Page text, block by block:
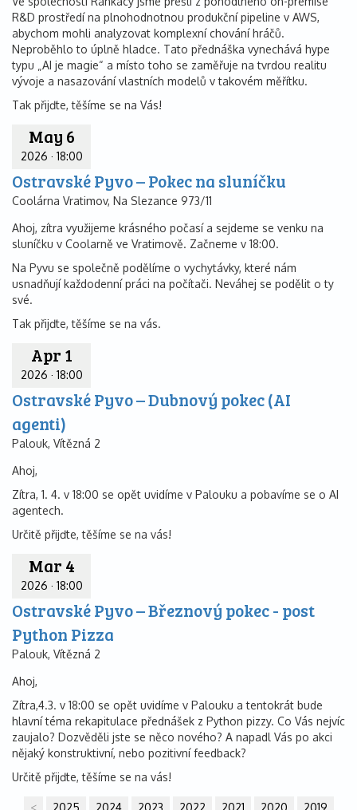
R&D prostředí na plnohodnotnou produkční pipeline v AWS,
abychom mohli analyzovat komplexní chování hráčů.
Neproběhlo to úplně hladce. Tato přednáška vynechává hype
typu „AI je magie“ a místo toho se zaměřuje na tvrdou realitu
vývoje a nasazování vlastních modelů v takovém měřítku.
Tak přijďte, těšíme se na Vás!
May 6
2026 · 18:00
Ostravské Pyvo – Pokec na sluníčku
Coolárna Vratimov, Na Slezance 973/11
Ahoj, zítra využijeme krásného počasí a sejdeme se venku na
sluníčku v Coolarně ve Vratimově. Začneme v 18:00.
Na Pyvu se společně podělíme o vychytávky, které nám
usnadňují každodenní práci na počítači. Neváhej se podělit o ty
své.
Tak přijďte, těšíme se na vás.
Apr 1
2026 · 18:00
Ostravské Pyvo – Dubnový pokec (AI
agenti)
Palouk, Vítězná 2
Ahoj,
Zítra, 1. 4. v 18:00 se opět uvidíme v Palouku a pobavíme se o AI
agentech.
Určitě přijďte, těšíme se na vás!
Mar 4
2026 · 18:00
Ostravské Pyvo – Březnový pokec - post
Python Pizza
Palouk, Vítězná 2
Ahoj,
Zítra,4.3. v 18:00 se opět uvidíme v Palouku a tentokrát bude
hlavní téma rekapitulace přednášek z Python pizzy. Co Vás nejvíc
zaujalo? Dozvěděli jste se něco nového? A napadl Vás po akci
nějaký konstruktivní, nebo pozitivní feedback?
Určitě přijďte, těšíme se na vás!
< 2025 2024 2023 2022 2021 2020 2019